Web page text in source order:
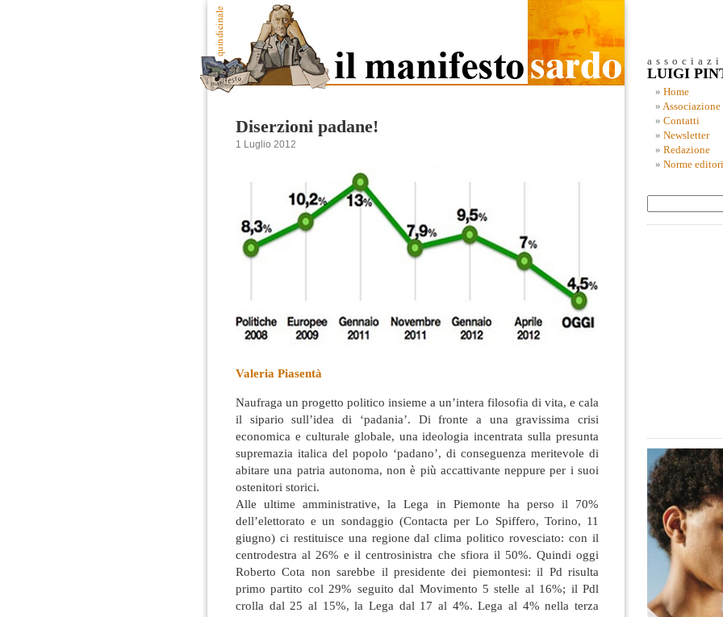
Diserzioni padane!
1 Luglio 2012
Valeria Piasentà
Naufraga un progetto politico insieme a un’intera filosofia di vita, e cala
il sipario sull’idea di ‘padania’. Di fronte a una gravissima crisi
economica e culturale globale, una ideologia incentrata sulla presunta
supremazia italica del popolo ‘padano’, di conseguenza meritevole di
abitare una patria autonoma, non è più accattivante neppure per i suoi
ostenitori storici.
Alle ultime amministrative, la Lega in Piemonte ha perso il 70%
dell’elettorato e un sondaggio (Contacta per Lo Spiffero, Torino, 11
giugno) ci restituisce una regione dal clima politico rovesciato: con il
centrodestra al 26% e il centrosinistra che sfiora il 50%. Quindi oggi
Roberto Cota non sarebbe il presidente dei piemontesi: il Pd risulta
primo partito col 29% seguito dal Movimento 5 stelle al 16%; il Pdl
crolla dal 25 al 15%, la Lega dal 17 al 4%. Lega al 4% nella terza
LUIGI
Home
Associazione
Contatti
Newsletter
Redazione
Norme